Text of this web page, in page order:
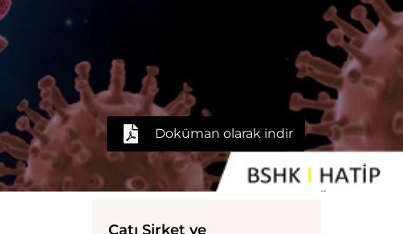
Doküman olarak indir
Çatı Şirket ve